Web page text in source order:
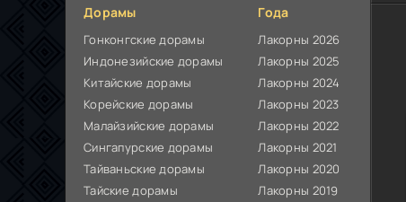
Дорамы
Гонконгские дорамы
Индонезийские дорамы
Китайские дорамы
Корейские дорамы
Малайзийские дорамы
Сингапурские дорамы
Тайваньские дорамы
Тайские дорамы
Года
Лакорны 2026
Лакорны 2025
Лакорны 2024
Лакорны 2023
Лакорны 2022
Лакорны 2021
Лакорны 2020
Лакорны 2019